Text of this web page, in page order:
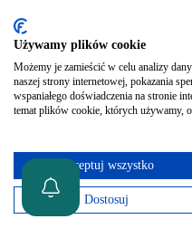
Używamy plików cookie
Możemy je zamieścić w celu analizy
naszej strony internetowej, pokazania
wspaniałego doświadczenia na stronie
temat plików cookie, których używamy,
Akceptuj wszystko
Dostosuj